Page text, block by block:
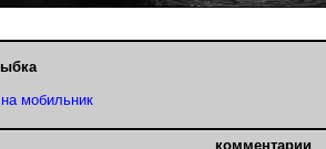
мобильник
комментарии